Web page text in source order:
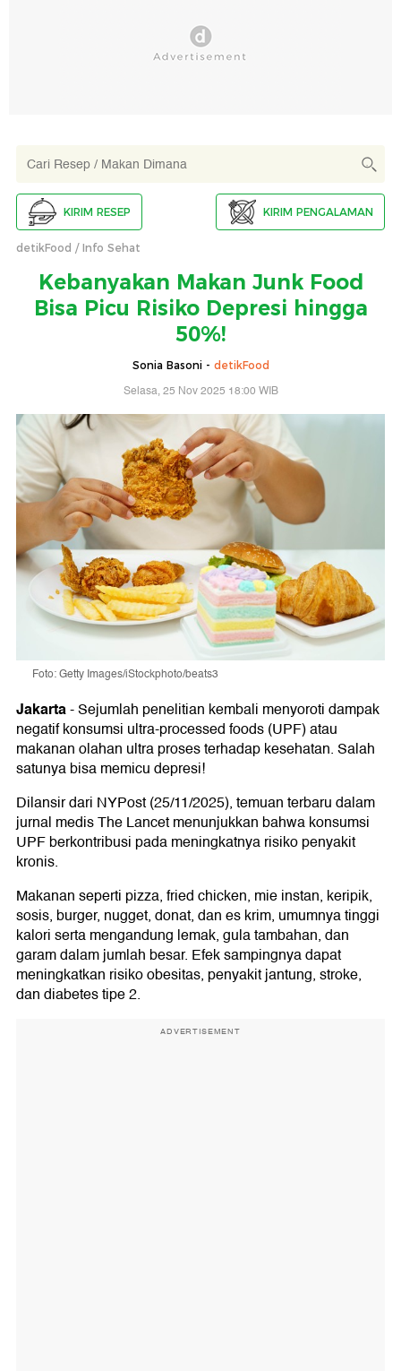
KIRIM RESEP KIRIM PENGALAMAN
detikFood Info Sehat
Kebanyakan Makan Junk Food
Bisa Picu Risiko Depresi hingga
50%!
Sonia Basoni - detikFood
Selasa, 25 Nov 2025 18:00 WIB
Foto: Getty Images/iStockphoto/beats3
Jakarta-Sejumlah penelitian kembali menyoroti dampak
negatif konsumsi ultra-processed foods (UPF) atau
makanan olahan ultra proses terhadap kesehatan. Salah
satunya bisa memicu depresi!
Dilansir dari NYPost (25/11/2025), temuan terbaru dalam
jurnal medis The Lancet menunjukkan bahwa konsumsi
UPF berkontribusi pada meningkatnya risiko penyakit
kronis.
Makanan seperti pizza, fried chicken, mie instan, keripik,
sosis, burger, nugget, donat, dan es krim, umumnya tinggi
kalori serta mengandung lemak, gula tambahan, dan
garam dalam jumlah besar. Efek sampingnya dapat
meningkatkan risiko obesitas, penyakit jantung, stroke,
dan diabetes tipe 2.
ADVERTISEMENT